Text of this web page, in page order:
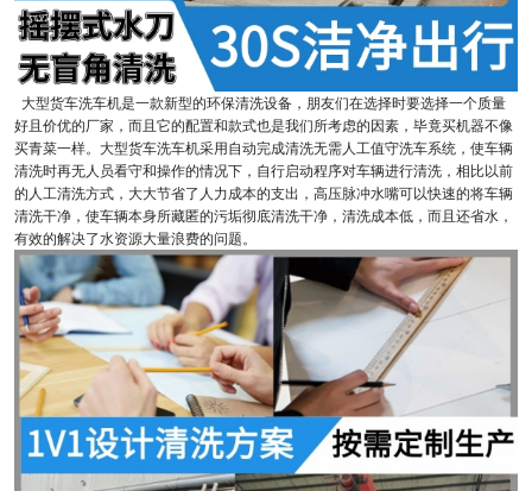
大型货车洗车机是一款新型的环保清洗设备，朋友们在选择时要选择一个质量
好且价优的厂家，而且它的配置和款式也是我们所考虑的因素，毕竟买机器不像
买青菜一样。大型货车洗车机采用自动完成清洗无需人工值守洗车系统，使车辆
清洗时再无人员看守和操作的情况下，自行启动程序对车辆进行清洗，相比以前
的人工清洗方式，大大节省了人力成本的支出，高压脉冲水嘴可以快速的将车辆
清洗干净，使车辆本身所藏匿的污垢彻底清洗干净，清洗成本低，而且还省水，
有效的解决了水资源大量浪费的问题。